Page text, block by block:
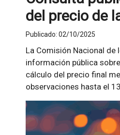
del precio de
Publicado: 02/10/2025
La Comisión Nacional de
información pública
cálculo del precio final
observaciones hasta el